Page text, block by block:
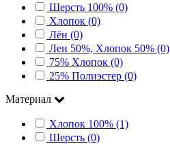
Шерсть 100% (0)
Хлопок (0)
Лён (0)
Лен 50%, Хлопок 50% (0)
75% Хлопок (0)
25% Полиэстер (0)
Материал
Хлопок 100% (1)
Шерсть (0)